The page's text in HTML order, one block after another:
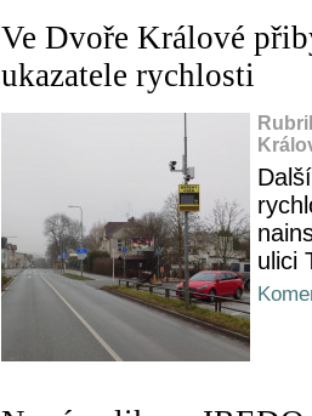
Ve Dvoře Králové
ukazatele rychlosti
ulici